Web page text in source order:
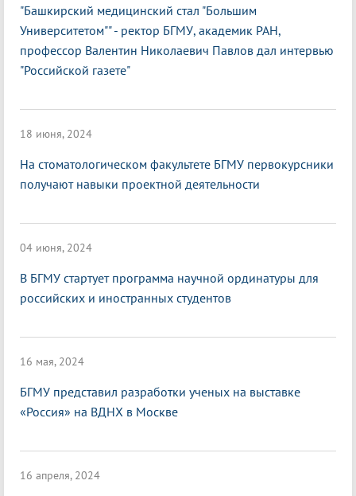
"Башкирский медицинский стал "Большим
Университетом"" - ректор БГМУ, академик РАН,
профессор Валентин Николаевич Павлов дал интервью
"Российской газете"
18 июня, 2024
На стоматологическом факультете БГМУ первокурсники
получают навыки проектной деятельности
04 июня, 2024
В БГМУ стартует программа научной ординатуры для
российских и иностранных студентов
16 мая, 2024
БГМУ представил разработки ученых на выставке
«Россия» на ВДНХ в Москве
16 апреля, 2024